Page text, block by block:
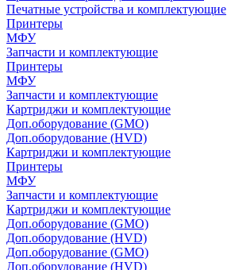
Печатные устройства и комплектующие
Принтеры
МФУ
Запчасти и комплектующие
Принтеры
МФУ
Запчасти и комплектующие
Картриджи и комплектующие
Доп.оборудование (GMO)
Доп.оборудование (HVD)
Картриджи и комплектующие
Принтеры
МФУ
Запчасти и комплектующие
Картриджи и комплектующие
Доп.оборудование (GMO)
Доп.оборудование (HVD)
Доп.оборудование (GMO)
Доп.оборудование (HVD)